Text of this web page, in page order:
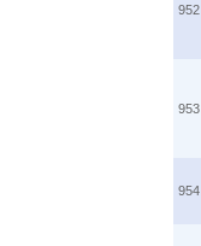
952
953
954